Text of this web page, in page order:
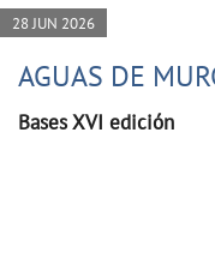
28 JUN 2026
AGUAS DE
Bases XVI edición